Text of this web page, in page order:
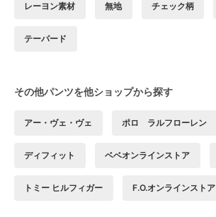
レーヨン素材 無地 チェック柄
テーパード
その他パンツを他ショップから探す
アー・ヴェ・ヴェ ポロ ラルフローレン
ディフィット ベベオンラインストア
トミー ヒルフィガー F.O.オンラインストア